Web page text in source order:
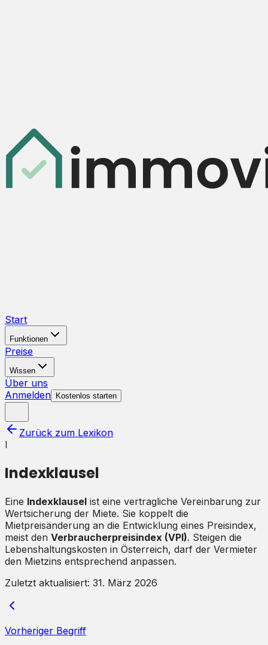
Start
Funktionen
Preise
Wissen
Über uns
Anmelden
Kostenlos starten
Zurück zum Lexikon
I
Indexklausel
Eine Indexklausel ist eine vertragliche Vereinbarung zur
Wertsicherung der Miete. Sie koppelt die
Mietpreisänderung an die Entwicklung eines Preisindex,
meist den Verbraucherpreisindex (VPI). Steigen die
Lebenshaltungskosten in Österreich, darf der Vermieter
den Mietzins entsprechend anpassen.
Zuletzt aktualisiert: 31. März 2026
Vorheriger Begriff